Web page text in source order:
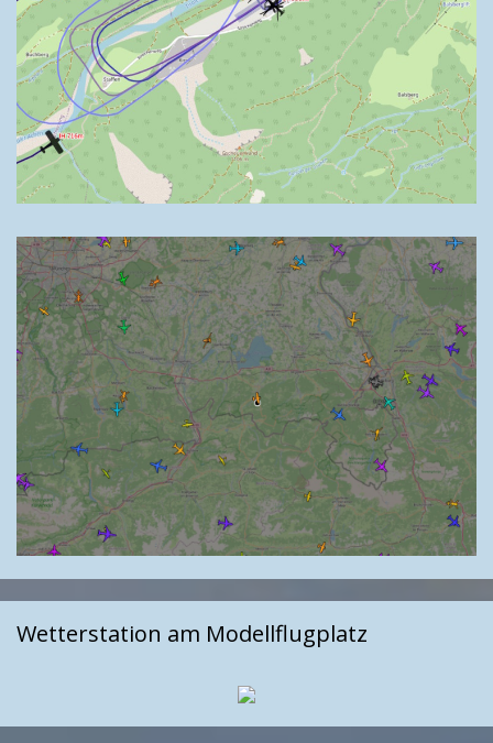
Wetterstation am Modellflugplatz